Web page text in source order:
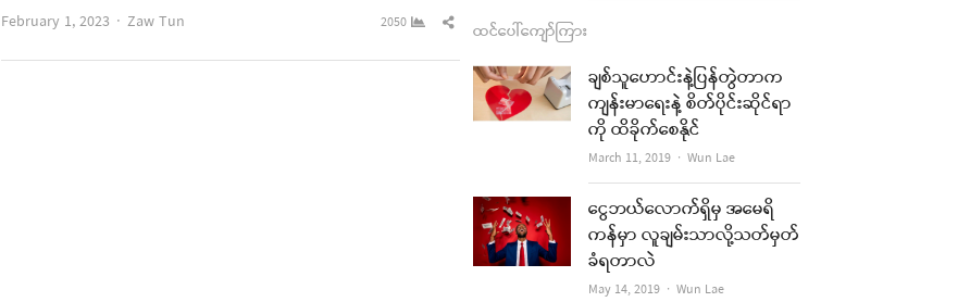
February 1, 2023
Author
Zaw Tun 2050
Share
this
post
ထင်ပေါ်ကျော်ကြား
ချစ်သူဟောင်းနဲ့ပြန်တွဲတာက
ကျန်းမာရေးနဲ့ စိတ်ပိုင်းဆိုင်ရာ
ကို ထိခိုက်စေနိုင်
March 11, 2019 Author
Wun Lae
ငွေဘယ်လောက်ရှိမှ အမေရိ
ကန်မှာ လူချမ်းသာလို့သတ်မှတ်
ခံရတာလဲ
May 14, 2019 Author
Wun Lae